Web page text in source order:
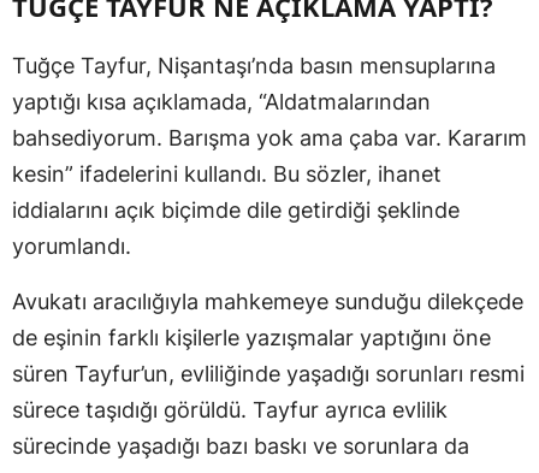
Tuğçe Tayfur, Nişantaşı’nda basın mensuplarına
yaptığı kısa açıklamada, “Aldatmalarından
bahsediyorum. Barışma yok ama çaba var. Kararım
kesin” ifadelerini kullandı. Bu sözler, ihanet
iddialarını açık biçimde dile getirdiği şeklinde
yorumlandı.
Avukatı aracılığıyla mahkemeye sunduğu dilekçede
de eşinin farklı kişilerle yazışmalar yaptığını öne
süren Tayfur’un, evliliğinde yaşadığı sorunları resmi
sürece taşıdığı görüldü. Tayfur ayrıca evlilik
sürecinde yaşadığı bazı baskı ve sorunlara da